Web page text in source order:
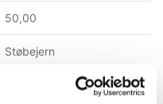
50,00
Støbejern
-30°C to +110°C